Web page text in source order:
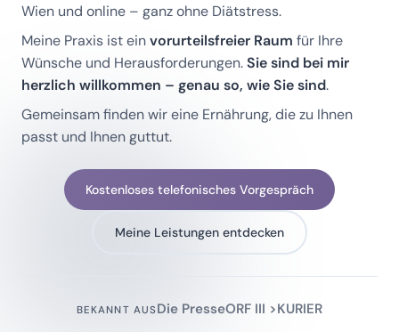
Wien und online – ganz ohne Diätstress.
Meine Praxis ist einvorurteilsfreier Raum für Ihre
Wünsche und Herausforderungen.Sie sind bei mir
herzlich willkommen – genau so, wie Sie sind.
Gemeinsam finden wir eine Ernährung, die zu Ihnen
passt und Ihnen guttut.
Kostenloses telefonisches Vorgespräch
Meine Leistungen entdecken
BEKANNT AUSDie PresseORF III >KURIER